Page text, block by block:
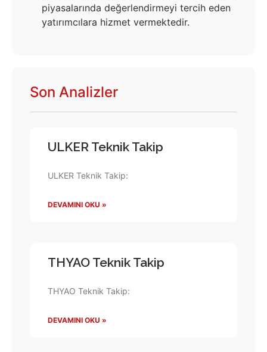
piyasalarında değerlendirmeyi tercih eden
yatırımcılara hizmet vermektedir.
Son Analizler
ULKER Teknik Takip
ULKER Teknik Takip:
DEVAMINI OKU »
THYAO Teknik Takip
THYAO Teknik Takip:
DEVAMINI OKU »